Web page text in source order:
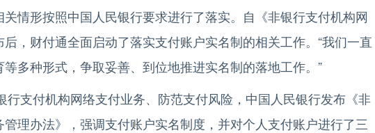
形按照中国人民银行要求进行了落实。自《非银行支付机构网
，财付通全面启动了落实支付账户实名制的相关工作。“我们一直
多种形式，争取妥善、到位地推进实名制的落地工作。”
支付机构网络支付业务、防范支付风险，中国人民银行发布《非
理办法》，强调支付账户实名制度，并对个人支付账户进行了三